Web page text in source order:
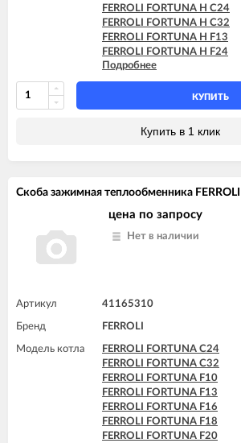
FERROLI FORTUNA H C24
FERROLI FORTUNA H C32
FERROLI FORTUNA H F13
FERROLI FORTUNA H F24
FERROLI FORTUNA H F32
FERROLI VITABEL F10
FERROLI VITABEL F13
FERROLI VITABEL F16
FERROLI VITABEL F20
Подробнее
КУПИТЬ
Купить в 1 клик
Скоба зажимная теплообменника FERROLI
цена по запросу
Нет в наличии
Артикул 41165310
Бренд FERROLI
Модель котла
FERROLI FORTUNA C24
FERROLI FORTUNA C32
FERROLI FORTUNA F10
FERROLI FORTUNA F13
FERROLI FORTUNA F16
FERROLI FORTUNA F18
FERROLI FORTUNA F20